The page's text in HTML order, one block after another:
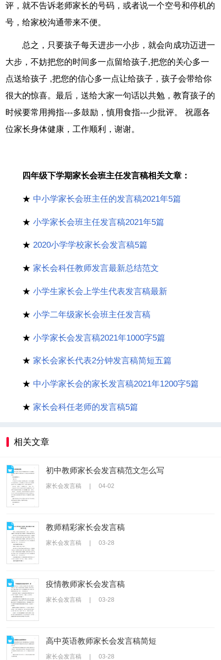
评，就不告诉老师家长的号码，或者说一个空号和停机的
号，给家校沟通带来不便。
总之，只要孩子每天进步一小步，就会向成功迈进一
大步，不妨把您的时间多一点留给孩子,把您的关心多一
点送给孩子 ,把您的信心多一点让给孩子，孩子会带给你
很大的惊喜。最后，送给大家一句话以共勉，教育孩子的
时候要常用拇指---多鼓励，慎用食指---少批评。 祝愿各
位家长身体健康，工作顺利，谢谢。
四年级下学期家长会班主任发言稿相关文章：
★ 中小学家长会班主任的发言稿2021年5篇
★小学家长会班主任发言稿2021年5篇
★2020小学学校家长会发言稿5篇
★ 家长会科任教师发言最新总结范文
★小学生家长会上学生代表发言稿最新
★小学二年级家长会班主任发言稿
★小学家长会发言稿2021年1000字5篇
★ 家长会家长代表2分钟发言稿简短五篇
★ 中小学家长会的家长发言稿2021年1200字5篇
★ 家长会科任老师的发言稿5篇
相关文章
初中教师家长会发言稿范文怎么写
家长会发言稿 | 04-02
教师精彩家长会发言稿
家长会发言稿 | 03-28
疫情教师家长会发言稿
家长会发言稿 | 03-28
高中英语教师家长会发言稿简短
家长会发言稿 | 03-28